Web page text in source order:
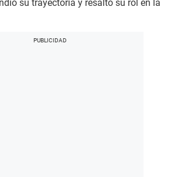
su trayectoria y resaltó su rol en la